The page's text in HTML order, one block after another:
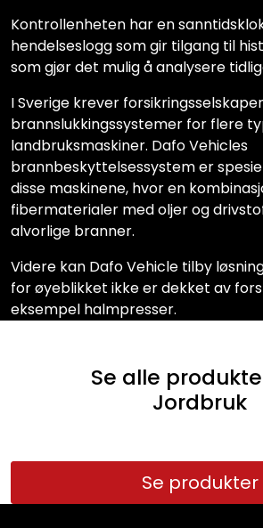
Kontrollenheten har en
hendelseslogg som gir tilgang til
som gjør det mulig å analysere
I Sverige krever
brannslukkingssystemer for flere
landbruksmaskiner. Dafo Vehicles
brannbeskyttelsessystem er
disse maskinene, hvor en
fibermaterialer med oljer og
alvorlige branner.
Videre kan Dafo Vehicle tilby
for øyeblikket ikke er dekket av
eksempel halmpresser.
Se alle
Jordbruk
Se produkter